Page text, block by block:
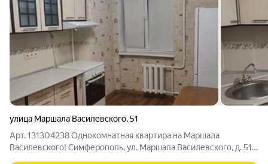
улица Маршала Василевского,51
Арт. 131304238 Однокомнатная квартира на Маршала
Василевского! Симферополь, ул. Маршала Василевского, д. 51.